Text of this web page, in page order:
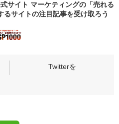
サイト マーケティングの「売れる
るサイトの注目記事を受け取ろう